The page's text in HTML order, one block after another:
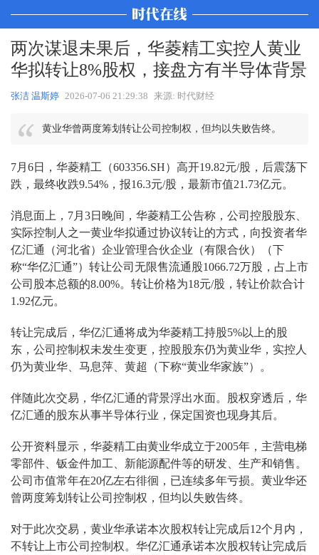
两次谋退未果后，华菱精工实控人黄业
华拟转让8%股权，接盘方有半导体背景
张洁 温斯婷 2026-07-06 21:29:38 来源: 时代财经
黄业华曾两度筹划转让公司控制权，但均以失败告终。
7月6日，华菱精工（603356.SH）高开19.82元/股，后震荡下
跌，最终收跌9.54%，报16.3元/股，最新市值21.73亿元。
消息面上，7月3日晚间，华菱精工公告称，公司控股股东、
实际控制人之一黄业华拟通过协议转让的方式，向投资者华
亿汇通（河北省）企业管理合伙企业（有限合伙）（下
称“华亿汇通”）转让公司无限售流通股1066.72万股，占上市
公司股本总额的8.00%。转让价格为18元/股，转让价款合计
1.92亿元。
转让完成后，华亿汇通将成为华菱精工持股5%以上的股
东，公司控制权未发生变更，控股股东仍为黄业华，实控人
仍为黄业华、马息萍、黄超（下称“黄业华家族”）。
伴随此次交易，华亿汇通的背景浮出水面。股权穿透后，华
亿汇通的股东从事半导体行业，保定国资也现身其后。
公开资料显示，华菱精工由黄业华成立于2005年，主营电梯
零部件、钣金件加工、新能源配件等的研发、生产和销售。
公司市值常年在20亿左右徘徊，已连续多年亏损。黄业华还
曾两度筹划转让公司控制权，但均以失败告终。
对于此次交易，黄业华承诺本次股权转让完成后12个月内，
不转让上市公司控制权。华亿汇通承诺本次股权转让完成后